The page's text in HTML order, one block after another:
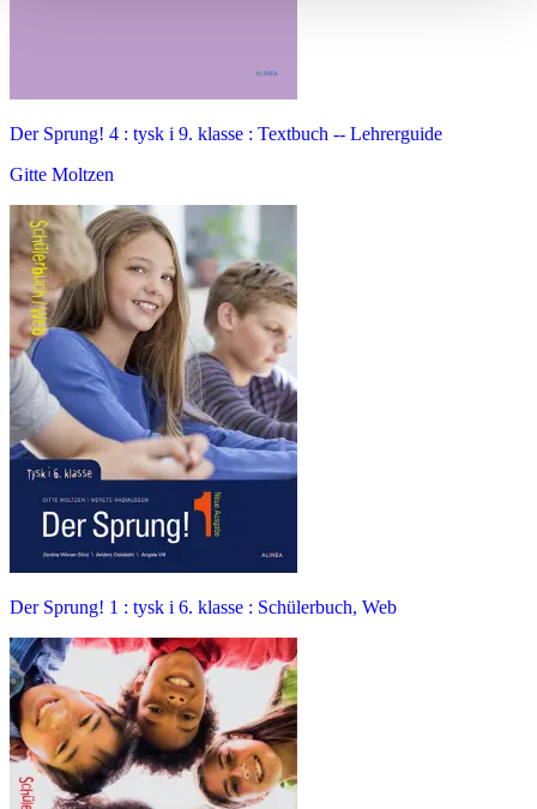
Der Sprung! 4 : tysk i 9. klasse : Textbuch -- Lehrerguide
Gitte Moltzen
Der Sprung! 1 : tysk i 6. klasse : Schülerbuch, Web